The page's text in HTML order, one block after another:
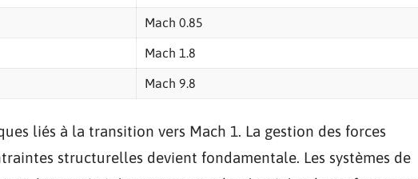
Mach 0.85
Mach 1.8
Mach 9.8
liés à la transition vers Mach 1. La gestion des forces
structurelles devient fondamentale. Les systèmes de